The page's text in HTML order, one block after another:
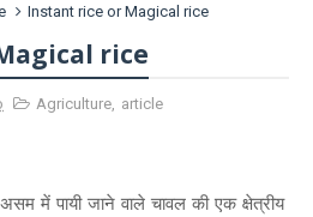
Instant rice or Magical rice
rice
Agriculture, article
असम में पायी जाने वाले चावल की एक क्षेत्रीय